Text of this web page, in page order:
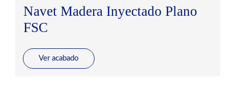
Navet Madera Inyectado Plano
FSC
Ver acabado